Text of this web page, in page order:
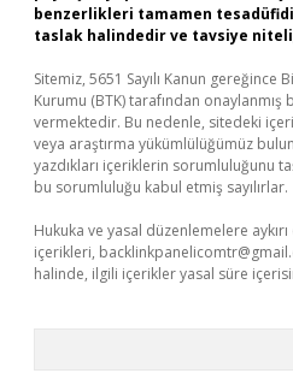
benzerlikleri tamamen
taslak halindedir ve tavsiye
Sitemiz, 5651 Sayılı Kanun
Kurumu (BTK) tarafından onaylanmış
vermektedir. Bu nedenle, sitedeki
veya araştırma yükümlülüğümüz
yazdıkları içeriklerin sorumluluğunu
bu sorumluluğu kabul etmiş sayılırlar.
Hukuka ve yasal düzenlemelere
içerikleri,
halinde, ilgili içerikler yasal süre